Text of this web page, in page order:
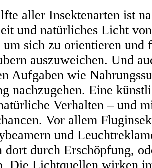
aller Insektenarten ist
und natürliches Licht
um sich zu orientieren und
auszuweichen. Und
Aufgaben wie
nachzugehen. Eine
Verhalten – und
Vor allem
und
dort durch Erschöpfung,